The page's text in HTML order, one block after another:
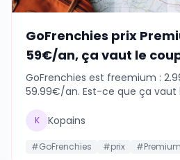
GoFrenchies prix
59€/an, ça vaut le
GoFrenchies est freemium :
59.99€/an. Est-ce que ça vaut
K Kopains
#GoFrenchies #prix #Premium